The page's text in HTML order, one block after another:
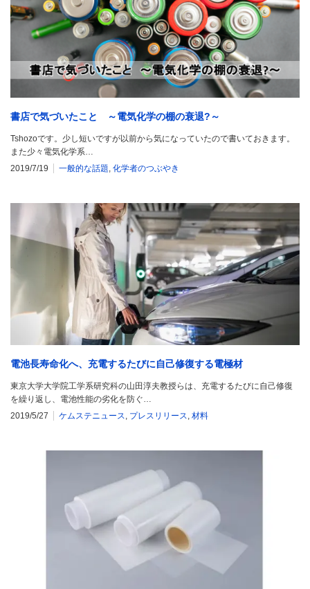
書店で気づいたこと ～電気化学の棚の衰退?～
Tshozoです。少し短いですが以前から気になっていたので書いておきます。
また少々電気化学系…
2019/7/19
一般的な話題, 化学者のつぶやき
電池長寿命化へ、充電するたびに自己修復する電極材
東京大学大学院工学系研究科の山田淳夫教授らは、充電するたびに自己修復
を繰り返し、電池性能の劣化を防ぐ…
2019/5/27
ケムステニュース, プレスリリース, 材料